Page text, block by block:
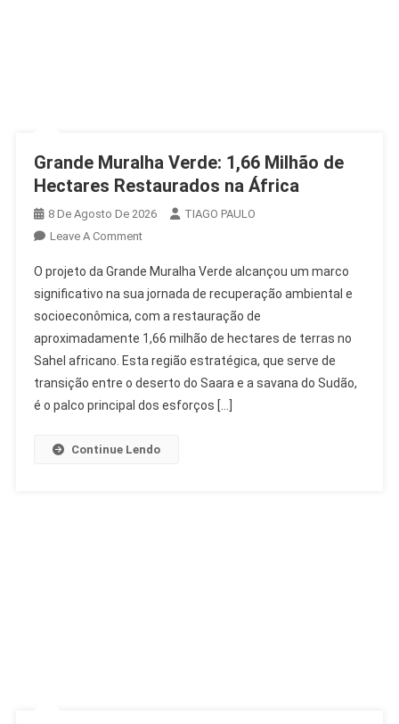
Grande Muralha Verde: 1,66 Milhão de
Hectares Restaurados na África
8 De Agosto De 2026
TIAGO PAULO
Leave A CommentOn
Muralha
Verde:
1,66
Milhão
De
Hectares
Restaurados
O projeto da Grande Muralha Verde alcançou um marco
significativo na sua jornada de recuperação ambiental e
socioeconômica, com a restauração de
aproximadamente 1,66 milhão de hectares de terras no
Sahel africano. Esta região estratégica, que serve de
transição entre o deserto do Saara e a savana do Sudão,
é o palco principal dos esforços […]
Continue Lendo